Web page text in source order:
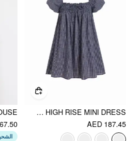
COTTON-BLEND GINGHAM SHIRRED HIGH RISE MINI DRESS
AED 187.45